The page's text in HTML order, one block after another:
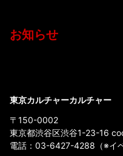
お知らせ
東京カルチャーカルチャー
〒150-0002
東京都渋谷区渋谷1-23-16
電話： 03-6427-4288 （※イ